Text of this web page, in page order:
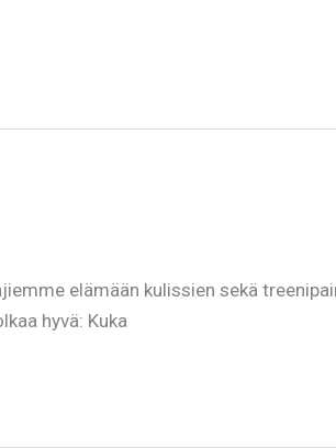
elämään kulissien sekä
hyvä: Kuka